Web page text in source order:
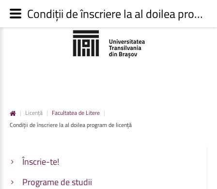
| Licență | Facultatea de Litere |
Condiții de înscriere la al doilea program de licență
Înscrie-te!
Programe de studii
Condiții de înscriere la al doilea program de licență - Admitere UNITBV